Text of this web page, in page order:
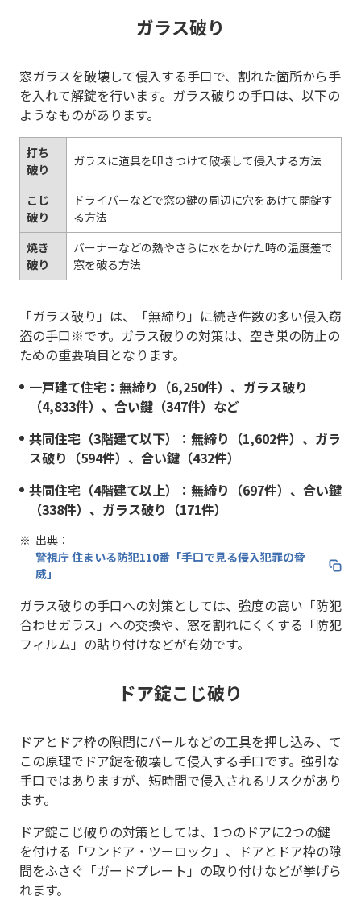
ガラス破り
窓ガラスを破壊して侵入する手口で、割れた箇所から手
を入れて解錠を行います。ガラス破りの手口は、以下の
ようなものがあります。
打ち
破り
ガラスに道具を叩きつけて破壊して侵入する方法
こじ
破り
ドライバーなどで窓の鍵の周辺に穴をあけて開錠す
る方法
焼き
破り
バーナーなどの熱やさらに水をかけた時の温度差で
窓を破る方法
「ガラス破り」は、「無締り」に続き件数の多い侵入窃
盗の手口※です。ガラス破りの対策は、空き巣の防止の
ための重要項目となります。
一戸建て住宅：無締り（6,250件）、ガラス破り
（4,833件）、合い鍵（347件）など
共同住宅（3階建て以下）：無締り（1,602件）、ガラ
ス破り（594件）、合い鍵（432件）
共同住宅（4階建て以上）：無締り（697件）、合い鍵
（338件）、ガラス破り（171件）
出典：
警視庁 住まいる防犯110番「手口で見る侵入犯罪の脅
威」
ガラス破りの手口への対策としては、強度の高い「防犯
合わせガラス」への交換や、窓を割れにくくする「防犯
フィルム」の貼り付けなどが有効です。
ドア錠こじ破り
ドアとドア枠の隙間にバールなどの工具を押し込み、て
この原理でドア錠を破壊して侵入する手口です。強引な
手口ではありますが、短時間で侵入されるリスクがあり
ます。
ドア錠こじ破りの対策としては、1つのドアに2つの鍵
を付ける「ワンドア・ツーロック」、ドアとドア枠の隙
間をふさぐ「ガードプレート」の取り付けなどが挙げら
れます。